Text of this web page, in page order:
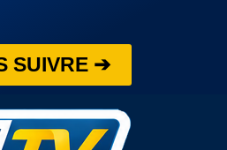
SUIVRE ➔